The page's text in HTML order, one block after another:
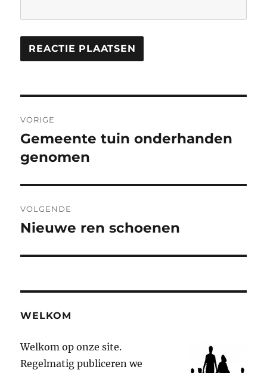
VORIGE
Vorig
bericht:
Gemeente tuin onderhanden
genomen
VOLGENDE
Volgend
Nieuwe ren schoenen
WELKOM
Welkom op onze site.
Regelmatig publiceren we